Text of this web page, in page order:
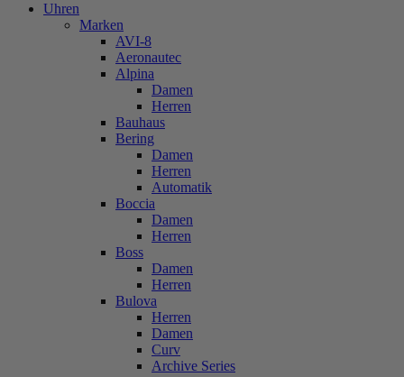
Uhren
Marken
AVI-8
Aeronautec
Alpina
Damen
Herren
Bauhaus
Bering
Damen
Herren
Automatik
Boccia
Damen
Herren
Boss
Damen
Herren
Bulova
Herren
Damen
Curv
Archive Series